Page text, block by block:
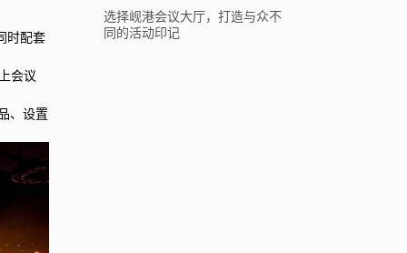
时配套
会议
、设置
选择岘港会议大厅，打造与众不
同的活动印记